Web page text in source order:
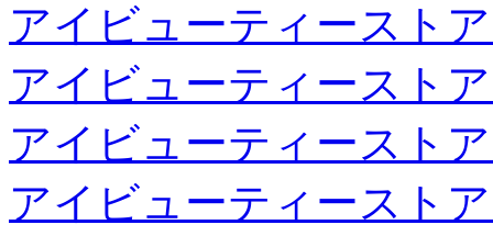
アイビューティースト
アイビューティースト
アイビューティースト
アイビューティースト